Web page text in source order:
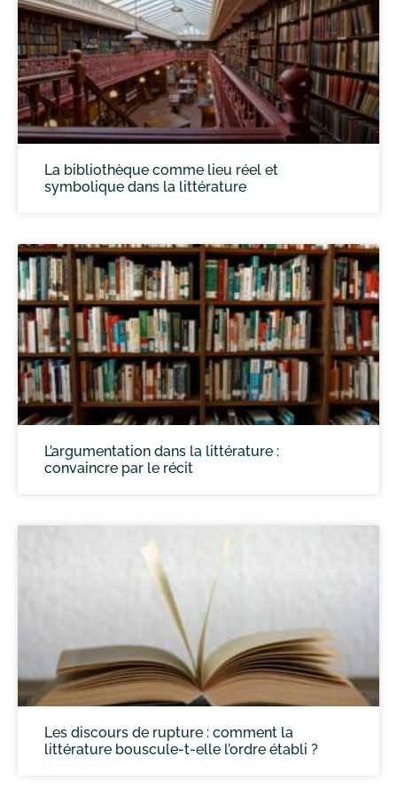
La bibliothèque comme lieu réel et
symbolique dans la littérature
L’argumentation dans la littérature :
convaincre par le récit
Les discours de rupture : comment la
littérature bouscule-t-elle l’ordre établi ?